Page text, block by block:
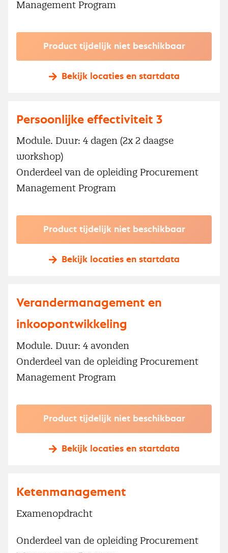
Management Program
Product tijdelijk niet beschikbaar
Bekijk locaties en startdata
Persoonlijke effectiviteit 3
Module. Duur: 4 dagen (2x 2 daagse
workshop)
Onderdeel van de opleiding Procurement
Management Program
Product tijdelijk niet beschikbaar
Bekijk locaties en startdata
Verandermanagement en
inkoopontwikkeling
Module. Duur: 4 avonden
Onderdeel van de opleiding Procurement
Management Program
Product tijdelijk niet beschikbaar
Bekijk locaties en startdata
Ketenmanagement
Examenopdracht
Onderdeel van de opleiding Procurement